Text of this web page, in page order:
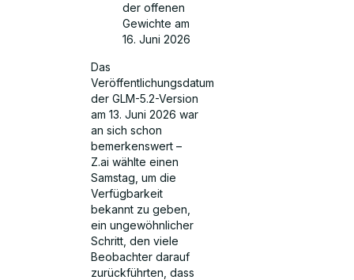
der offenen
Gewichte am
16. Juni 2026
Das
Veröffentlichungsdatum
der GLM-5.2-Version
am 13. Juni 2026 war
an sich schon
bemerkenswert –
Z.ai wählte einen
Samstag, um die
Verfügbarkeit
bekannt zu geben,
ein ungewöhnlicher
Schritt, den viele
Beobachter darauf
zurückführten, dass